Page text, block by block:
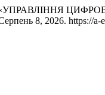
Чала.
8, 2026. https://